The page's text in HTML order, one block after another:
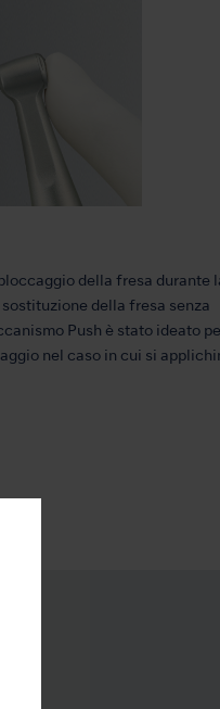
della fresa durante
della fresa senza
Push è stato ideato
nel caso in cui si